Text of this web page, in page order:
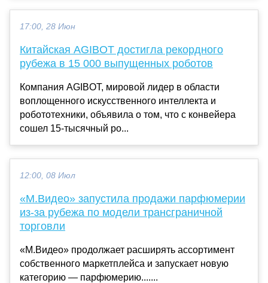
17:00, 28 Июн
Китайская AGIBOT достигла рекордного
рубежа в 15 000 выпущенных роботов
Компания AGIBOT, мировой лидер в области
воплощенного искусственного интеллекта и
робототехники, объявила о том, что с конвейера
сошел 15-тысячный ро...
12:00, 08 Июл
«М.Видео» запустила продажи парфюмерии
из-за рубежа по модели трансграничной
торговли
«М.Видео» продолжает расширять ассортимент
собственного маркетплейса и запускает новую
категорию — парфюмерию.......